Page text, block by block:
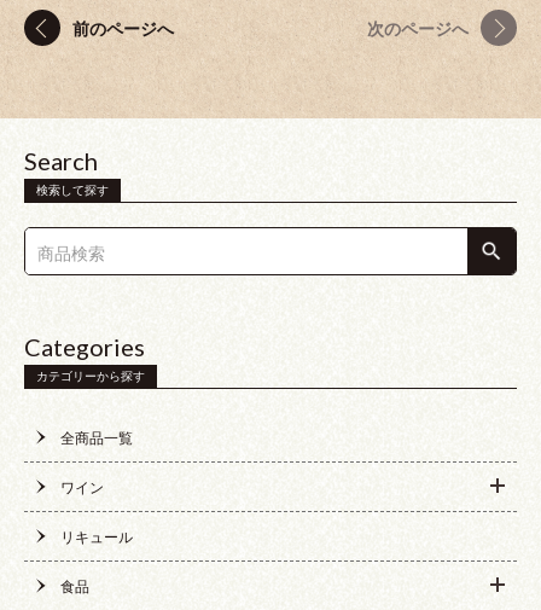
前のページへ 次のページへ
Search
検索して探す
Categories
カテゴリーから探す
全商品一覧
ワイン
リキュール
食品